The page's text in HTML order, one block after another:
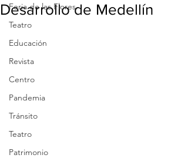
Feria de las Flores
Teatro
Educación
Revista
Centro
Pandemia
Tránsito
Teatro
Patrimonio
Desarrollo de Medellín